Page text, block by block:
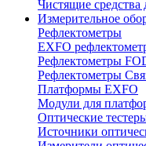
Чистящие средства
Измерительное
Рефлектометры
EXFO
Рефлектометры
Рефлектометры
Платформы EXFO
Модули для
Оптические
Источники